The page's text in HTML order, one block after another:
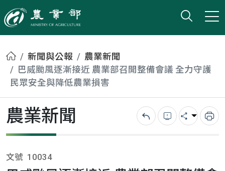
農業部
打開
小版
首頁新聞與公報
農業新聞
巴威颱風逐漸接近 農業部召開整備會議 全力守護
民眾安全與降低農業損害
農業新聞 回上一頁錯誤回報
分享 列
文號 10034